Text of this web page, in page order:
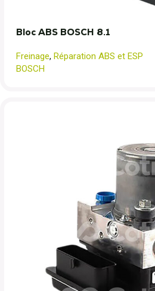
Bloc ABS BOSCH 8.1
Freinage, Réparation ABS et ESP
BOSCH